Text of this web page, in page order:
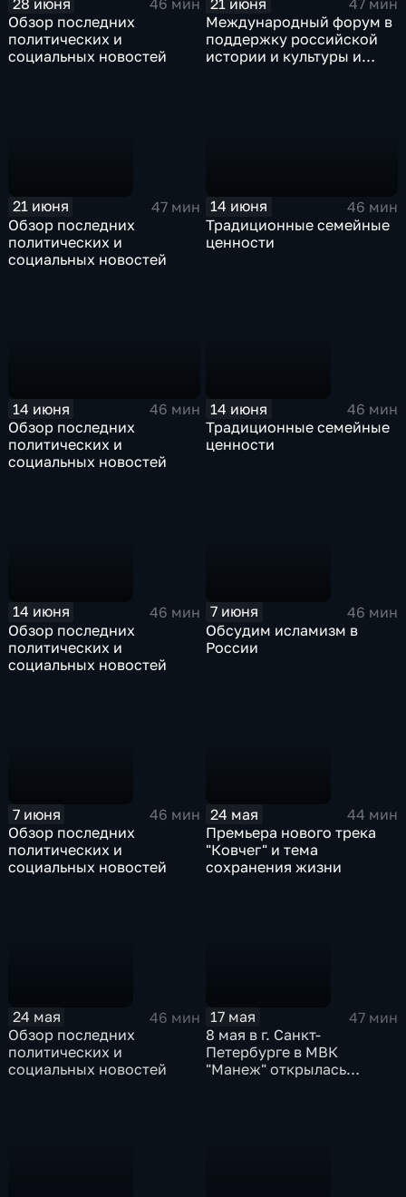
46 мин
Обзор последних
политических и
социальных новостей
47 мин
Международный форум в
поддержку российской
истории и культуры и
21 июня
47 мин
Обзор последних
политических и
социальных новостей
14 июня
46 мин
Традиционные семейные
ценности
14 июня
46 мин
Обзор последних
политических и
социальных новостей
14 июня
46 мин
Традиционные семейные
ценности
14 июня
46 мин
Обзор последних
политических и
социальных новостей
7 июня
46 мин
Обсудим исламизм в
России
7 июня
46 мин
Обзор последних
политических и
социальных новостей
24 мая
44 мин
Премьера нового трека
"Ковчег" и тема
сохранения жизни
24 мая
46 мин
Обзор последних
политических и
социальных новостей
17 мая
47 мин
8 мая в г. Санкт-
Петербурге в МВК
"Манеж" открылась